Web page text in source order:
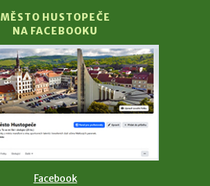
MĚSTO HUSTOPEČE
NA FACEBOOKU
Facebook